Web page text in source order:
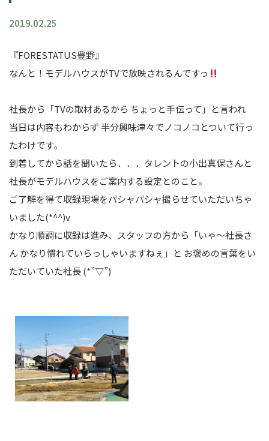
2019.02.25
『FORESTATUS豊野』
なんと！モデルハウスがTVで放映されるんですっ
社長から「TVの取材あるから ちょっと手伝って」と言われ
当日は内容もわからず 半分興味津々でノコノコとついて行っ
たわけです。
到着してから話を聞いたら．．．タレントの小出真保さんと
社長がモデルハウスをご案内する設定とのこと。
ご了解を得て収録現場をパシャパシャ撮らせていただいちゃ
いました(*^^)v
かなり順調に収録は進み、スタッフの方から「いゃ～社長さ
ん かなり慣れていらっしゃいますねぇ」と お褒めの言葉をい
ただいていた社長 (*”▽”)